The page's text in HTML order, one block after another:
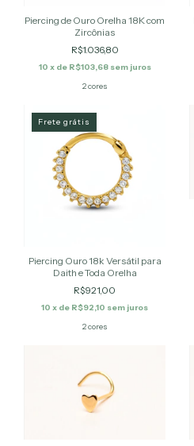
Piercing de Ouro Orelha 18K com
Zircônias
R$1.036,80
10 x de R$103,68 sem juros
2 cores
Frete grátis
Piercing Ouro 18k Versátil para
Daith e Toda Orelha
R$921,00
10 x de R$92,10 sem juros
2 cores